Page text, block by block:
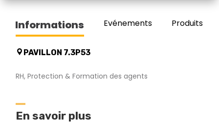
Informations Evénements Produits/
PAVILLON 7.3P53
RH, Protection & Formation des agents
En savoir plus